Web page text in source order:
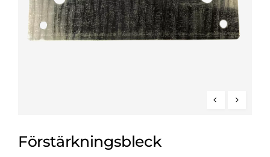
Förstärkningsbleck